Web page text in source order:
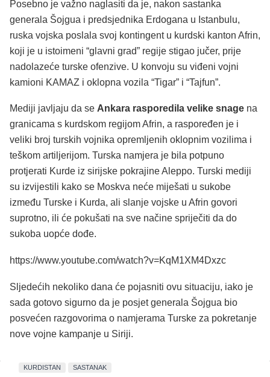
Posebno je važno naglasiti da je, nakon sastanka
generala Šojgua i predsjednika Erdogana u Istanbulu,
ruska vojska poslala svoj kontingent u kurdski kanton Afrin,
koji je u istoimeni “glavni grad” regije stigao jučer, prije
nadolazeće turske ofenzive. U konvoju su viđeni vojni
kamioni KAMAZ i oklopna vozila “Tigar” i “Tajfun”.
Mediji javljaju da se Ankara rasporedila velike snage na
granicama s kurdskom regijom Afrin, a raspoređen je i
veliki broj turskih vojnika opremljenih oklopnim vozilima i
teškom artiljerijom. Turska namjera je bila potpuno
protjerati Kurde iz sirijske pokrajine Aleppo. Turski mediji
su izvijestili kako se Moskva neće miješati u sukobe
između Turske i Kurda, ali slanje vojske u Afrin govori
suprotno, ili će pokušati na sve načine spriječiti da do
sukoba uopće dođe.
https://www.youtube.com/watch?v=KqM1XM4Dxzc
Sljedećih nekoliko dana će pojasniti ovu situaciju, iako je
sada gotovo sigurno da je posjet generala Šojgua bio
posvećen razgovorima o namjerama Turske za pokretanje
nove vojne kampanje u Siriji.
KURDISTAN SASTANAK